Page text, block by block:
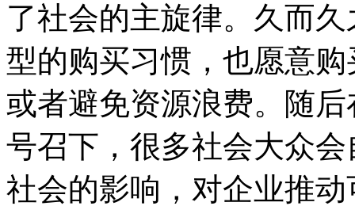
了社会的主旋律。久而
型的购买习惯，也愿意
或者避免资源浪费。随
号召下，很多社会大众
社会的影响，对企业推